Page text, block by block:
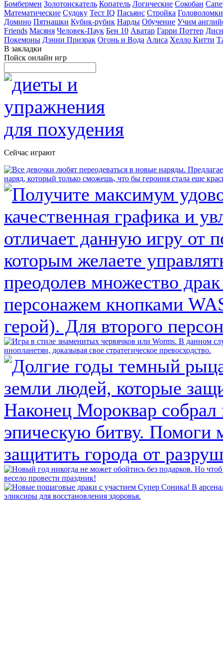
Бомбермен Золотоискатель Копатель Логические Сокобан
Математические Судоку Тест IQ Пасьянс Стройка Головоломки
Домино Пятнашки Кубик-рубик Нарды Обучение Учим
Friends Масяня Человек-Паук Бен 10 Аватар Гарри Поттер
Покемоны Дэнни Призрак Огонь и Вода Алиса Хелло Китти
В закладки
Пойск онлайн игр
Сейчас играют